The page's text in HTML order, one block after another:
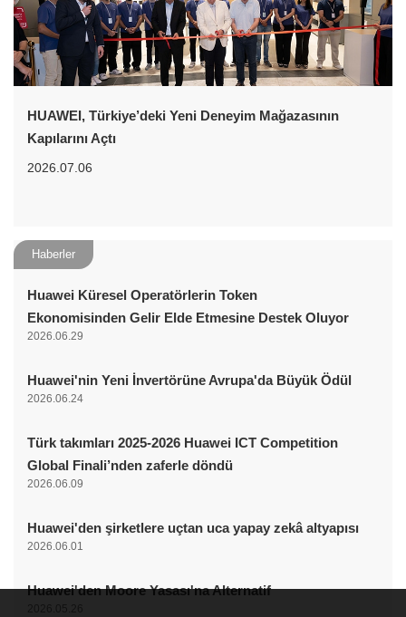
HUAWEI, Türkiye’deki Yeni Deneyim Mağazasının
Kapılarını Açtı
2026.07.06
Haberler
Huawei Küresel Operatörlerin Token
Ekonomisinden Gelir Elde Etmesine Destek Oluyor
2026.06.29
Huawei'nin Yeni İnvertörüne Avrupa'da Büyük Ödül
2026.06.24
Türk takımları 2025-2026 Huawei ICT Competition
Global Finali’nden zaferle döndü
2026.06.09
Huawei'den şirketlere uçtan uca yapay zekâ altyapısı
2026.06.01
Huawei'den Moore Yasası'na Alternatif